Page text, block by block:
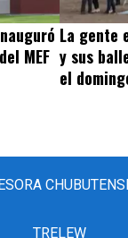
MEF
La gente
y sus
el
TRELEW